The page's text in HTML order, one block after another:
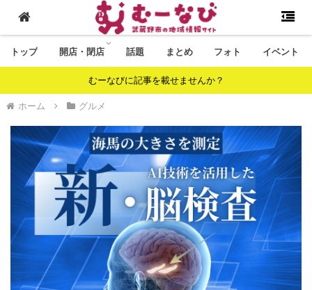
トップ 開店・閉店 話題 まとめ フォト イベント
むーなびに記事を載せませんか？
ホーム グルメ